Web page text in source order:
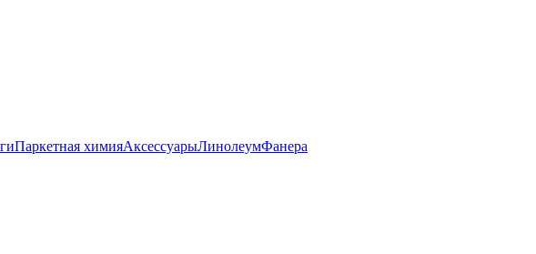
Паркетная химияАксессуарыЛинолеумФанера